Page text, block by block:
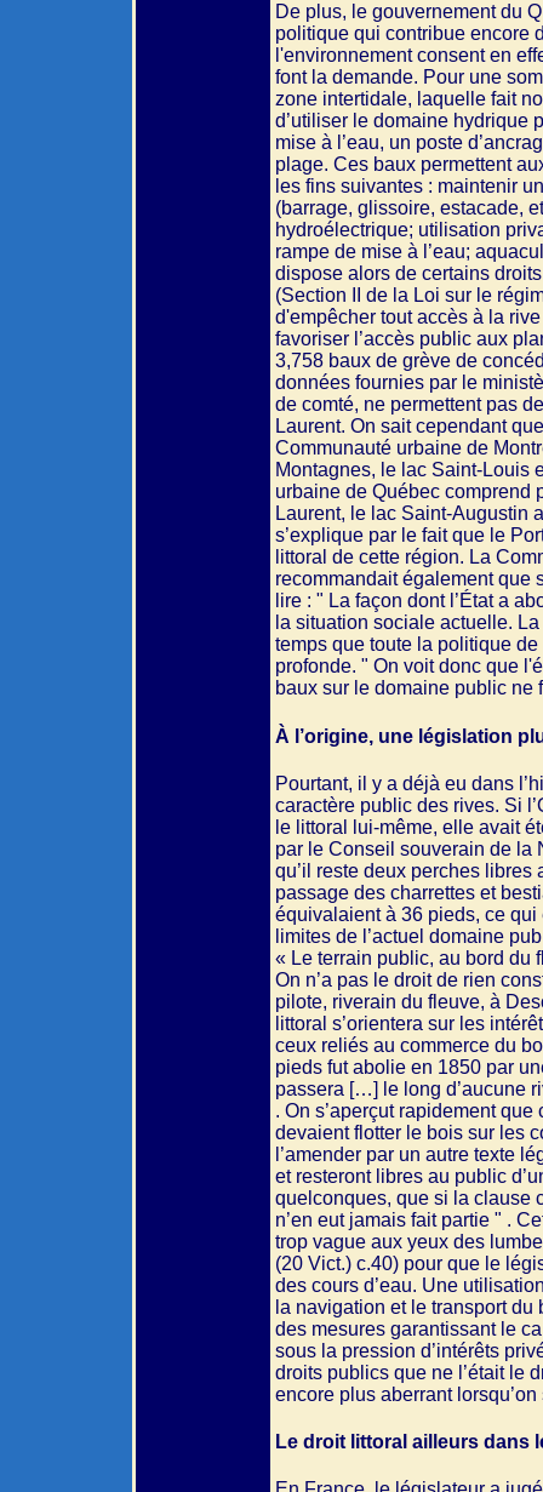
De plus, le gouvernement du
politique qui contribue encore
l'environnement consent en
font la demande. Pour une
zone intertidale, laquelle fait
d’utiliser le domaine hydrique
mise à l’eau, un poste
plage. Ces baux permettent
les fins suivantes : maintenir
(barrage, glissoire, estacade,
hydroélectrique; utilisation
rampe de mise à l’eau;
dispose alors de certains
(Section II de la Loi sur le
d'empêcher tout accès à la
favoriser l’accès public aux
3,758 baux de grève de
données fournies par le
de comté, ne permettent pas
Laurent. On sait cependant
Communauté urbaine de
Montagnes, le lac Saint-Louis
urbaine de Québec comprend
Laurent, le lac Saint-Augustin
s’explique par le fait que le
littoral de cette région. La
recommandait également que
lire : " La façon dont l’État a
la situation sociale actuelle.
temps que toute la politique
profonde. " On voit donc que
baux sur le domaine public
À l’origine, une législation
Pourtant, il y a déjà eu dans
caractère public des rives. Si
le littoral lui-même, elle avait
par le Conseil souverain de
qu’il reste deux perches
passage des charrettes et
équivalaient à 36 pieds, ce qui
limites de l’actuel domaine
« Le terrain public, au bord du
On n’a pas le droit de rien
pilote, riverain du fleuve, à
littoral s’orientera sur les
ceux reliés au commerce du
pieds fut abolie en 1850 par
passera […] le long d’aucune
. On s’aperçut rapidement
devaient flotter le bois sur les
l’amender par un autre texte
et resteront libres au public
quelconques, que si la clause
n’en eut jamais fait partie " .
trop vague aux yeux des
(20 Vict.) c.40) pour que le
des cours d’eau. Une
la navigation et le transport
des mesures garantissant le
sous la pression d’intérêts
droits publics que ne l’était le
encore plus aberrant
Le droit littoral ailleurs dans